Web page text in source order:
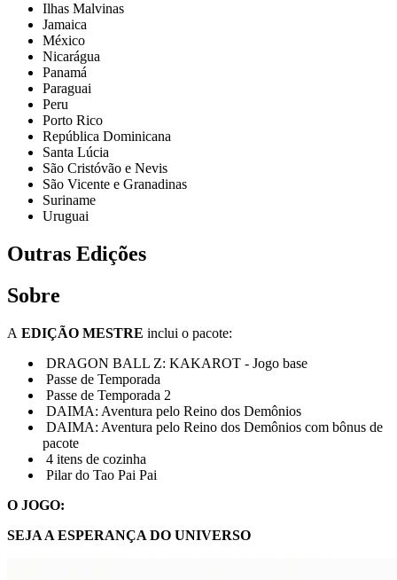
Ilhas Malvinas
Jamaica
México
Nicarágua
Panamá
Paraguai
Peru
Porto Rico
República Dominicana
Santa Lúcia
São Cristóvão e Nevis
São Vicente e Granadinas
Suriname
Uruguai
Outras Edições
Sobre
A EDIÇÃO MESTRE inclui o pacote:
DRAGON BALL Z: KAKAROT - Jogo base
Passe de Temporada
Passe de Temporada 2
DAIMA: Aventura pelo Reino dos Demônios
DAIMA: Aventura pelo Reino dos Demônios com bônus de
pacote
4 itens de cozinha
Pilar do Tao Pai Pai
O JOGO:
SEJA A ESPERANÇA DO UNIVERSO